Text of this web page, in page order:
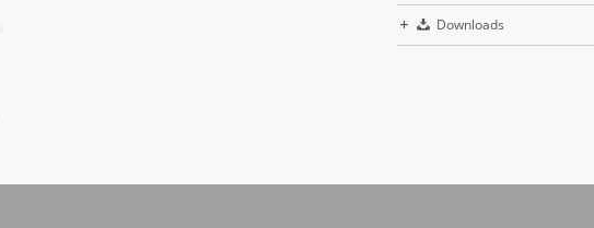
Downloads